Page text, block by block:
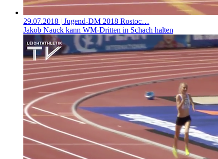
29.07.2018 | Jugend-DM 2018 Rostoc…
Jakob Nauck kann WM-Dritten in Schach halten